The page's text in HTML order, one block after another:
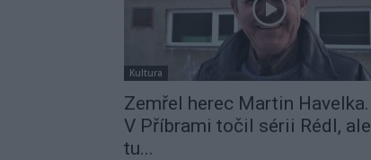
Kultura
Zemřel herec Martin Havelka.
V Příbrami točil sérii Rédl,
tu...